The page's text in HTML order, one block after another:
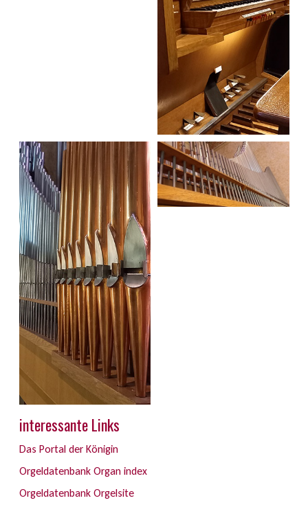
interessante Links
Das Portal der Königin
Orgeldatenbank Organ index
Orgeldatenbank Orgelsite